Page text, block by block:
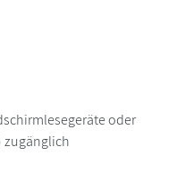
oder
zugänglich